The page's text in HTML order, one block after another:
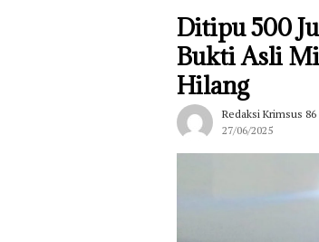
Ditipu 500
Bukti Asli
Hilang
Redaksi Krimsus 86
27/06/2025